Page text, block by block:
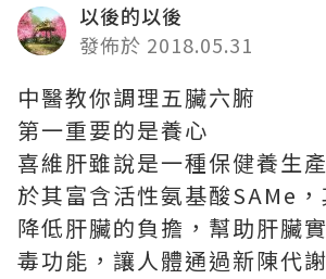
以後的以後
發佈於 2018.05.31
中醫教你調理五臟六腑
第一重要的是養心
喜維肝雖說是一種保健養生
於其富含活性氨基酸SAMe
降低肝臟的負擔，幫助肝臟
毒功能，讓人體通過新陳代